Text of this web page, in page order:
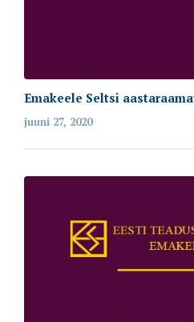
Emakeele Seltsi
juuni 27, 2020